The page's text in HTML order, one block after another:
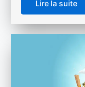
Lire la suite